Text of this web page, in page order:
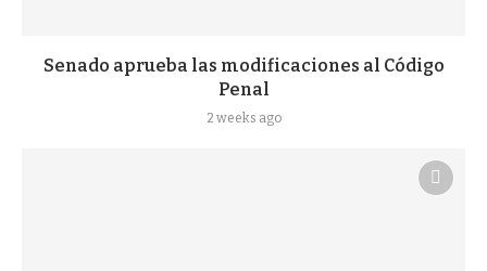
Senado aprueba las modificaciones al Código
Penal
2 weeks ago